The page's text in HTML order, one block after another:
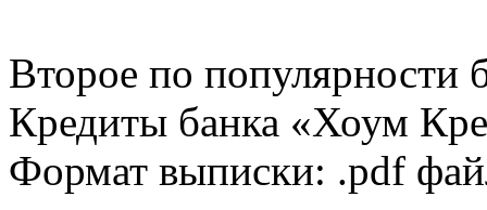
Второе по популярности
Кредиты банка «Хоум
Формат выписки: .pdf